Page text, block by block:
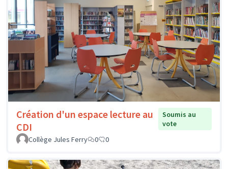
Création d'un espace lecture au
CDI
Soumis au
vote
Collège Jules Ferry
0 0